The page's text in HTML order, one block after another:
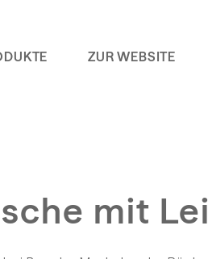
ZUR WEBSITE
mit